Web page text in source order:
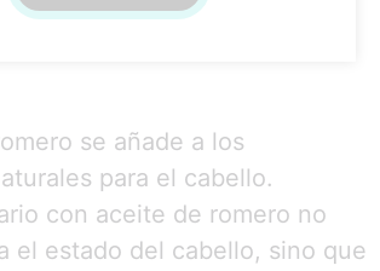
se añade a los
para el cabello.
con aceite de romero no
el estado del cabello, sino que